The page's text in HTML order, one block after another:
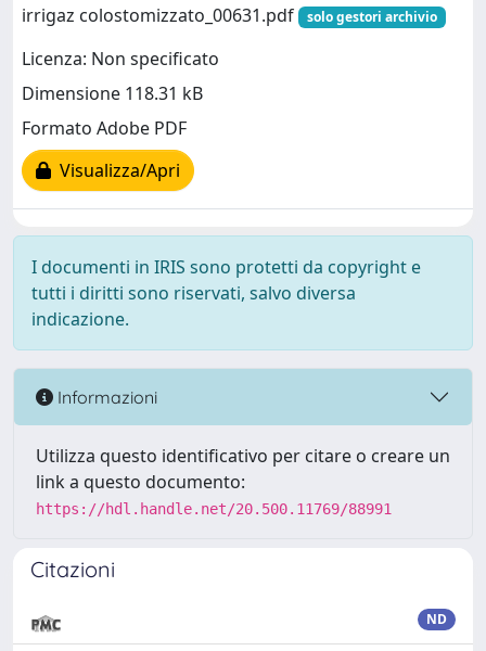
irrigaz colostomizzato_00631.pdf
solo gestori archivio
Licenza: Non specificato
Dimensione 118.31 kB
Formato Adobe PDF
Visualizza/Apri
I documenti in IRIS sono protetti da copyright e
tutti i diritti sono riservati, salvo diversa
indicazione.
Informazioni
Utilizza questo identificativo per citare o creare un
link a questo documento:
https://hdl.handle.net/20.500.11769/88991
Citazioni
ND